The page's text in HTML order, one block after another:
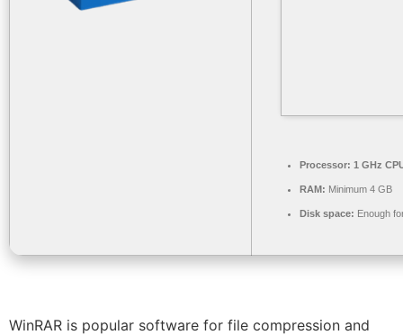
Processor: 1 GHz
RAM: Minimum 4 GB
Disk space: Enough
WinRAR is popular software for file compression and